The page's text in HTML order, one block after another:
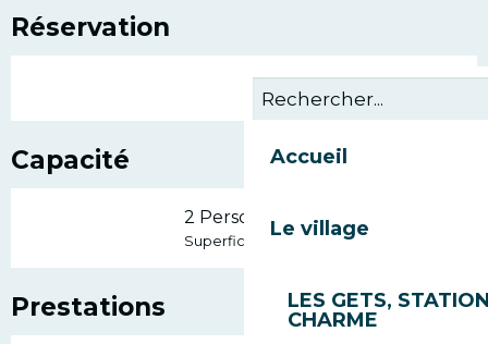
Accueil
Le village
LES GETS,
CHARME
Réservation
Capacité
2 Personne(s)
Superficie : 15 m 2
Prestations